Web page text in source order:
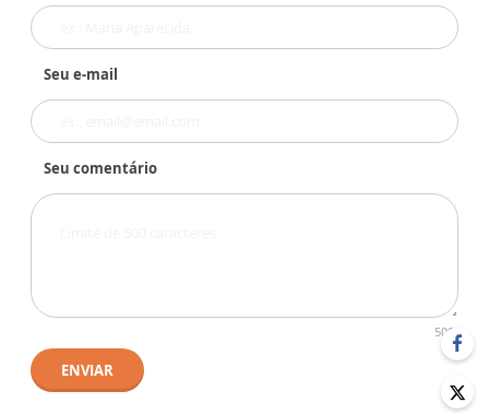
Seu e-mail
Seu comentário
500
ENVIAR